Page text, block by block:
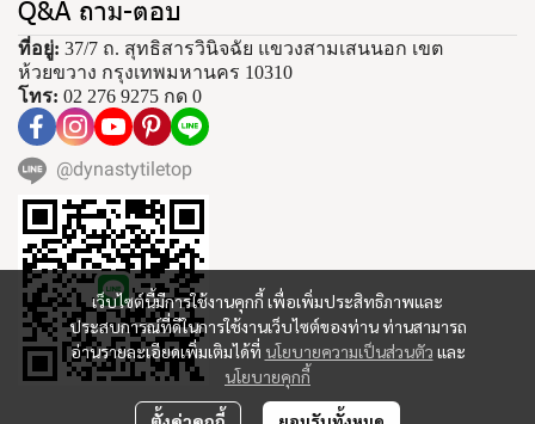
เว็บไซต์นี้มีการใช้งานคุกกี้ เพื่อเพิ่มประสิทธิภาพและ
ประสบการณ์ที่ดีในการใช้งานเว็บไซต์ของท่าน ท่านสามารถ
อ่านรายละเอียดเพิ่มเติมได้ที่ นโยบายความเป็นส่วนตัว และ
นโยบายคุกกี้
Q&A ถาม-ตอบ
ที่อยู่: 37/7 ถ. สุทธิสารวินิจฉัย แขวงสามเสนนอก เขต
ห้วยขวาง กรุงเทพมหานคร 10310
โทร: 02 276 9275 กด 0
@dynastytiletop